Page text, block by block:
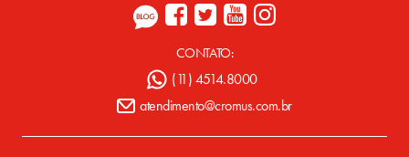
CONTATO:
(11) 4514.8000
atendimento@cromus.com.br